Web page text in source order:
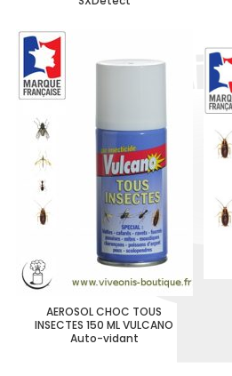
AEROSOL CHOC TOUS
INSECTES 150 ML VULCANO
Auto-vidant